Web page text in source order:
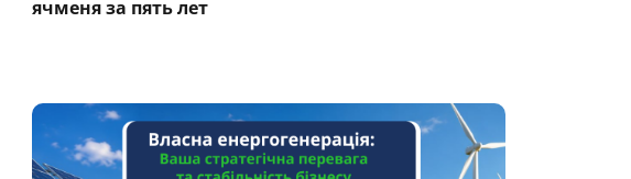
ячменя за пять лет